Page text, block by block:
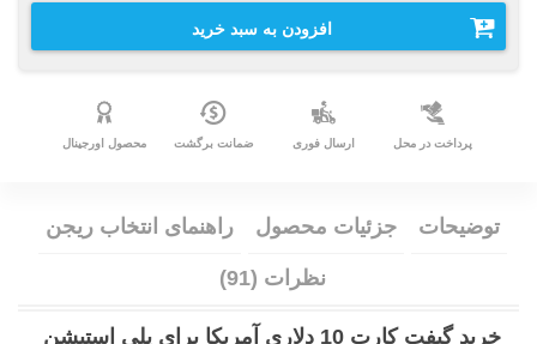
افزودن به سبد خرید
پرداخت در محل ارسال فوری ضمانت برگشت محصول اورجینال
توضیحات جزئیات محصول راهنمای انتخاب ریجن
نظرات (91)
خرید گيفت کارت 10 دلاری آمریکا برای پلی استيشن